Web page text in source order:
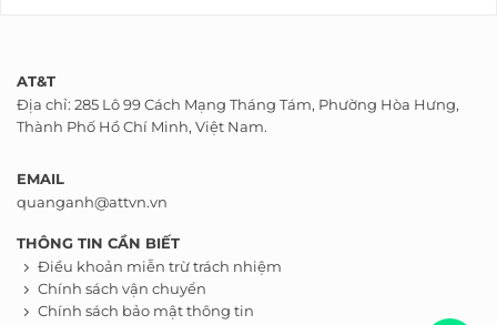
AT&T
Địa chỉ: 285 Lô 99 Cách Mạng Tháng Tám, Phường Hòa Hưng,
Thành Phố Hồ Chí Minh, Việt Nam.
EMAIL
quanganh@attvn.vn
THÔNG TIN CẦN BIẾT
Điều khoản miễn trừ trách nhiệm
Chính sách vận chuyển
Chính sách bảo mật thông tin